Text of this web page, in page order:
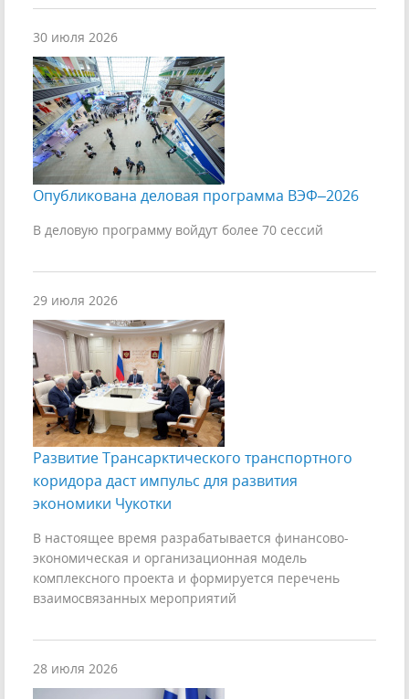
30 июля 2026
Опубликована деловая программа ВЭФ–2026
В деловую программу войдут более 70 сессий
29 июля 2026
Развитие Трансарктического транспортного
коридора даст импульс для развития
экономики Чукотки
В настоящее время разрабатывается финансово-
экономическая и организационная модель
комплексного проекта и формируется перечень
взаимосвязанных мероприятий
28 июля 2026